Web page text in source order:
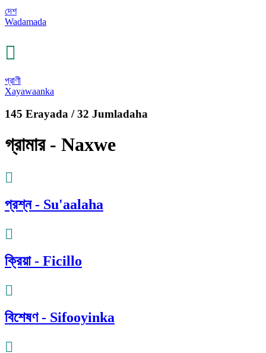
দেশ
Wadamada
প্রাণী
Xayawaanka
145 Erayada / 32 Jumladaha
গ্রামার - Naxwe
প্রশ্ন - Su'aalaha
ক্রিয়া - Ficillo
বিশেষণ - Sifooyinka